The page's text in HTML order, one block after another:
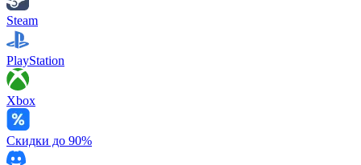
Steam
PlayStation
Xbox
Скидки до 90%